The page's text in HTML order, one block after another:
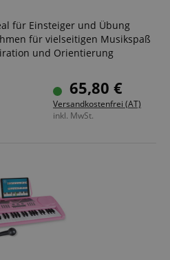
für Einsteiger und Übung
für vielseitigen Musikspaß
und Orientierung
Notenhalter
ungestörtes Spielen
transportablem Design
65,80 €
Versandkostenfrei (AT)
inkl. MwSt.